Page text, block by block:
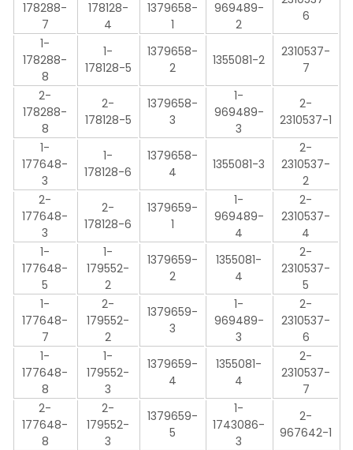
178288-
7
178128-
4
1379658-
1
969489-
2
6
1-
178288-
8
1-
178128-5
1379658-
2
1355081-2
2310537-
7
2-
178288-
8
2-
178128-5
1379658-
3
1-
969489-
3
2-
2310537-1
1-
177648-
3
1-
178128-6
1379658-
4
1355081-3
2-
2310537-
2
2-
177648-
3
2-
178128-6
1379659-
1
1-
969489-
4
2-
2310537-
4
1-
177648-
5
1-
179552-
2
1379659-
2
1355081-
4
2-
2310537-
5
1-
177648-
7
2-
179552-
2
1379659-
3
1-
969489-
3
2-
2310537-
6
1-
177648-
8
1-
179552-
3
1379659-
4
1355081-
4
2-
2310537-
7
2-
177648-
8
2-
179552-
3
1379659-
5
1-
1743086-
3
2-
967642-1